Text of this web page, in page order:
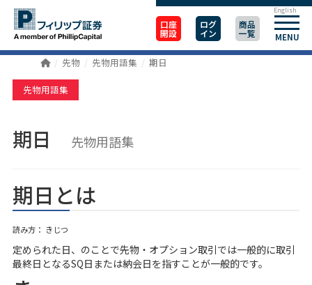
口座
開設
ログ
イン
商品
一覧 MENU
English
先物 先物用語集 期日
先物用語集
期日 先物用語集
期日とは
読み方： きじつ
定められた日、のことで先物・オプション取引では一般的に取引
最終日となるSQ日または納会日を指すことが一般的です。